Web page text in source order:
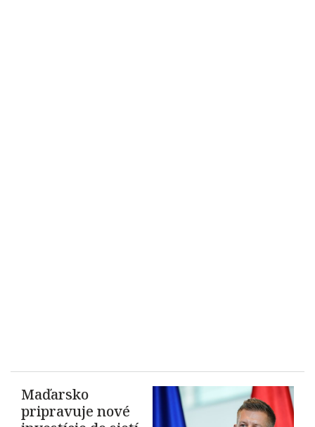
Maďarsko
pripravuje nové